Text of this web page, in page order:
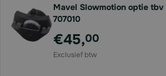
Mavel Slowmotion optie tbv
707010
€45,00